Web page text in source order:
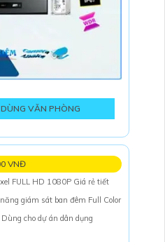
VĂN PHÒNG
VNĐ
FULL HD 1080P Giá rẻ tiết
giám sát ban đêm Full Color
cho dự án dân dụng